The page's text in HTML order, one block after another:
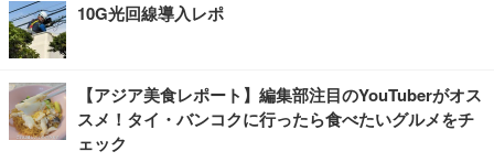
10G光回線導入レポ
【アジア美食レポート】編集部注目のYouTuberがオス
スメ！タイ・バンコクに行ったら食べたいグルメをチ
ェック